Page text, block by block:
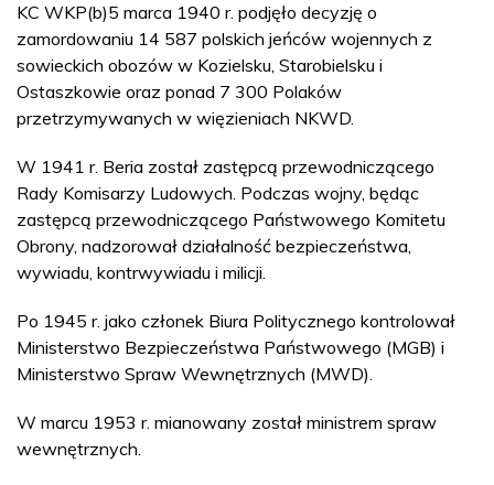
KC WKP(b)5 marca 1940 r. podjęło decyzję o
zamordowaniu 14 587 polskich jeńców wojennych z
sowieckich obozów w Kozielsku, Starobielsku i
Ostaszkowie oraz ponad 7 300 Polaków
przetrzymywanych w więzieniach NKWD.
W 1941 r. Beria został zastępcą przewodniczącego
Rady Komisarzy Ludowych. Podczas wojny, będąc
zastępcą przewodniczącego Państwowego Komitetu
Obrony, nadzorował działalność bezpieczeństwa,
wywiadu, kontrwywiadu i milicji.
Po 1945 r. jako członek Biura Politycznego kontrolował
Ministerstwo Bezpieczeństwa Państwowego (MGB) i
Ministerstwo Spraw Wewnętrznych (MWD).
W marcu 1953 r. mianowany został ministrem spraw
wewnętrznych.